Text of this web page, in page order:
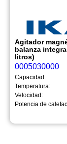
Agitador
balanza
litros)
0005030000
Capacidad:
Temperatura:
Velocidad:
Potencia de